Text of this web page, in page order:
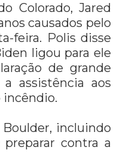
Colorado, Jared
causados ​​pelo
feira. Polis disse
ligou para ele
de grande
assistência aos
incêndio.
incluindo
contra a